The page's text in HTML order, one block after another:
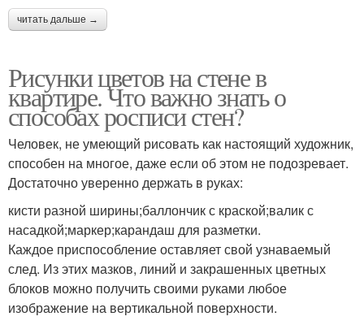
читать дальше →
Рисунки цветов на стене в
квартире. Что важно знать о
способах росписи стен?
Человек, не умеющий рисовать как настоящий художник,
способен на многое, даже если об этом не подозревает.
Достаточно уверенно держать в руках:
кисти разной ширины;баллончик с краской;валик с
насадкой;маркер;карандаш для разметки.
Каждое приспособление оставляет свой узнаваемый
след. Из этих мазков, линий и закрашенных цветных
блоков можно получить своими руками любое
изображение на вертикальной поверхности.